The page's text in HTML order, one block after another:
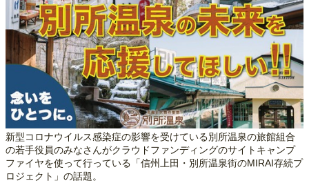
新型コロナウイルス感染症の影響を受けている別所温泉の旅館組合
の若手役員のみなさんがクラウドファンディングのサイトキャンプ
ファイヤを使って行っている「信州上田・別所温泉街のMIRAI存続プ
ロジェクト」の話題。